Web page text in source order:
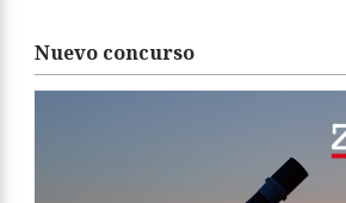
Nuevo concurso